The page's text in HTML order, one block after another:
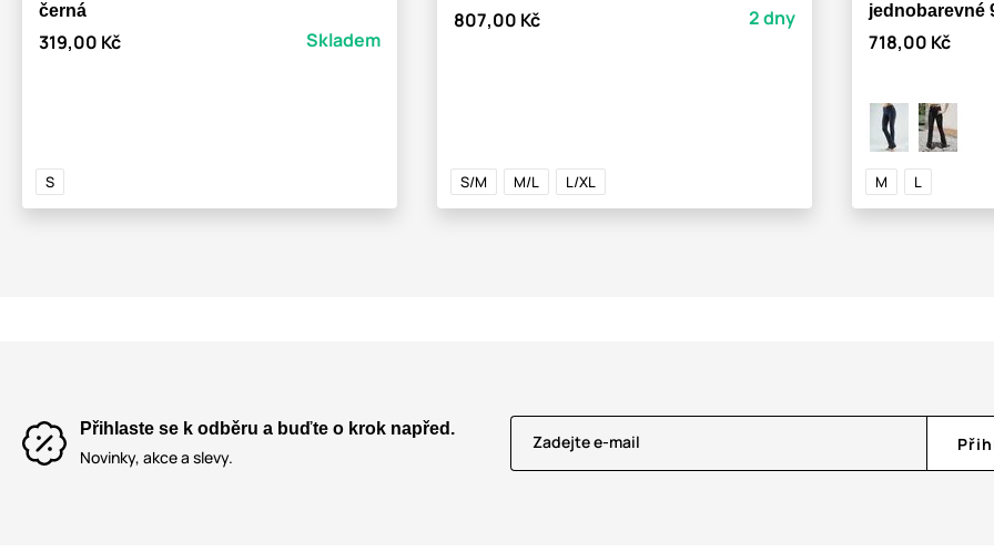
černá
319,00 Kč Skladem
S
807,00 Kč 2 dny
S/M M/L L/XL
jednobarevné
718,00 Kč
M L
Přihlaste se k odběru a buďte o krok napřed.
Novinky, akce a slevy.
Zadejte e-mail